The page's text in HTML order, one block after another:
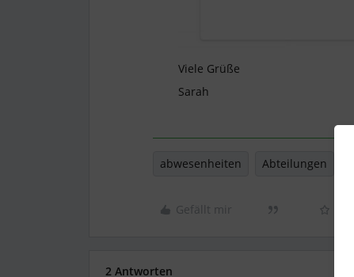
Viele Grüße
Sarah
abwesenheiten Abteilungen
Gefällt mir
2 Antworten